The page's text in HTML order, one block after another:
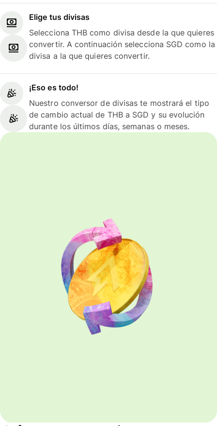
Elige tus divisas
Selecciona THB como divisa desde la que quieres
convertir. A continuación selecciona SGD como la
divisa a la que quieres convertir.
¡Eso es todo!
Nuestro conversor de divisas te mostrará el tipo
de cambio actual de THB a SGD y su evolución
durante los últimos días, semanas o meses.